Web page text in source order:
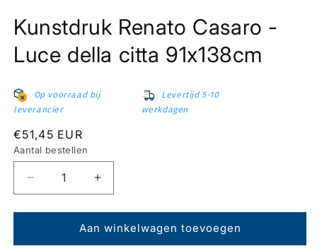
openen
in
modaal
Kunstdruk Renato Casaro -
Luce della citta 91x138cm
Op voorraad bij
leverancier
Levertijd 5-10
werkdagen
Normale
prijs
€51,45 EUR
Aantal bestellen
Aantal
verlagen
voor
Kunstdruk
Renato
Aantal
verhogen
voor
Kunstdruk
Renato
Aan winkelwagen toevoegen